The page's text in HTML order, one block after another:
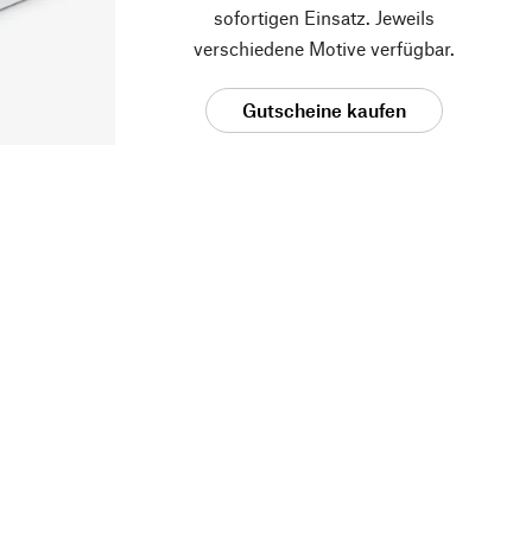
sofortigen Einsatz. Jeweils
verschiedene Motive verfügbar.
Gutscheine kaufen